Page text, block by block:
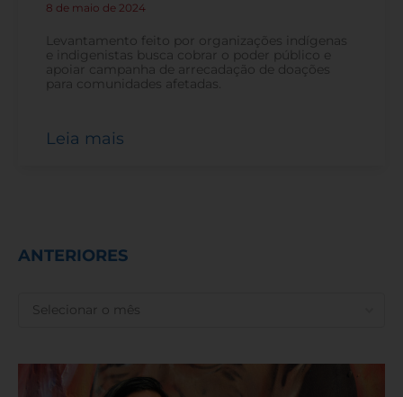
8 de maio de 2024
Levantamento feito por organizações indígenas
e indigenistas busca cobrar o poder público e
apoiar campanha de arrecadação de doações
para comunidades afetadas.
Leia mais
ANTERIORES